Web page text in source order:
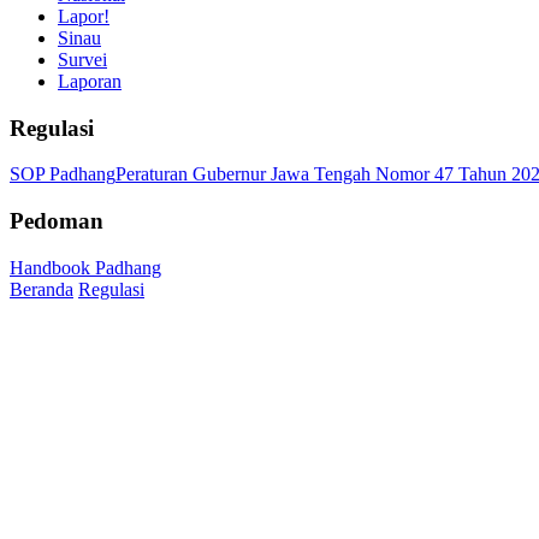
Lapor!
Sinau
Survei
Laporan
Regulasi
SOP PadhangPeraturan Gubernur Jawa Tengah Nomor 47 Tahun
Pedoman
Handbook Padhang
Beranda Regulasi